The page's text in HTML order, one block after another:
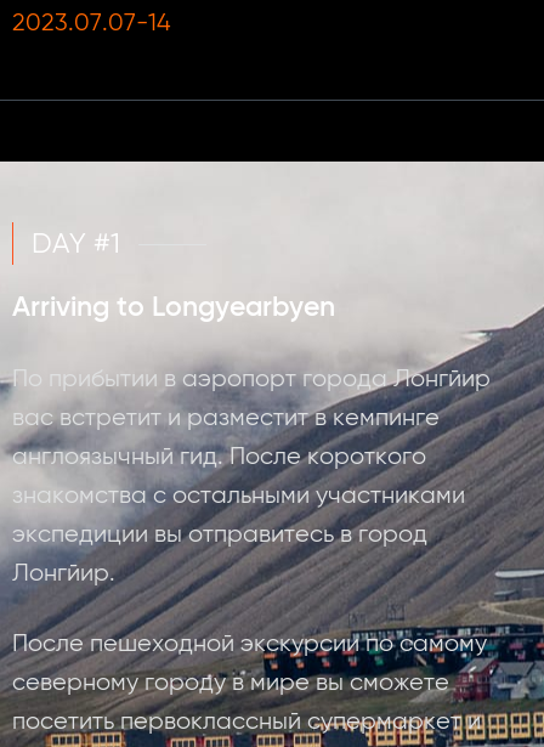
2023.07.07-14
DAY #1
Arriving to Longyearbyen
По прибытии в аэропорт города Лонгйир
вас встретит и разместит в кемпинге
англоязычный гид. После короткого
знакомства с остальными участниками
экспедиции вы отправитесь в город
Лонгйир.
После пешеходной экскурсии по самому
северному городу в мире вы сможете
посетить первоклассный супермаркет и